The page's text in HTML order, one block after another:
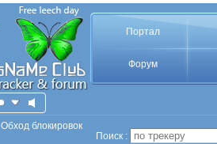
Портал
Форум
Обход блокировок
Поиск :